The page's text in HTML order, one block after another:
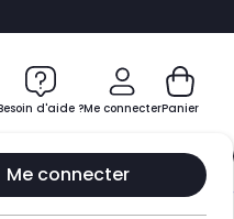
d'aide ?Me connecter
Me connecter
Panier
Infinity